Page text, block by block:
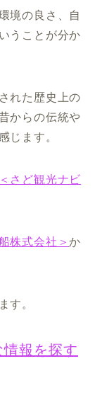
境の良さ、自
うことが分か
れた歴史上の
からの伝統や
じます。
＜さど観光ナビ
株式会社＞か
す。
報を探す